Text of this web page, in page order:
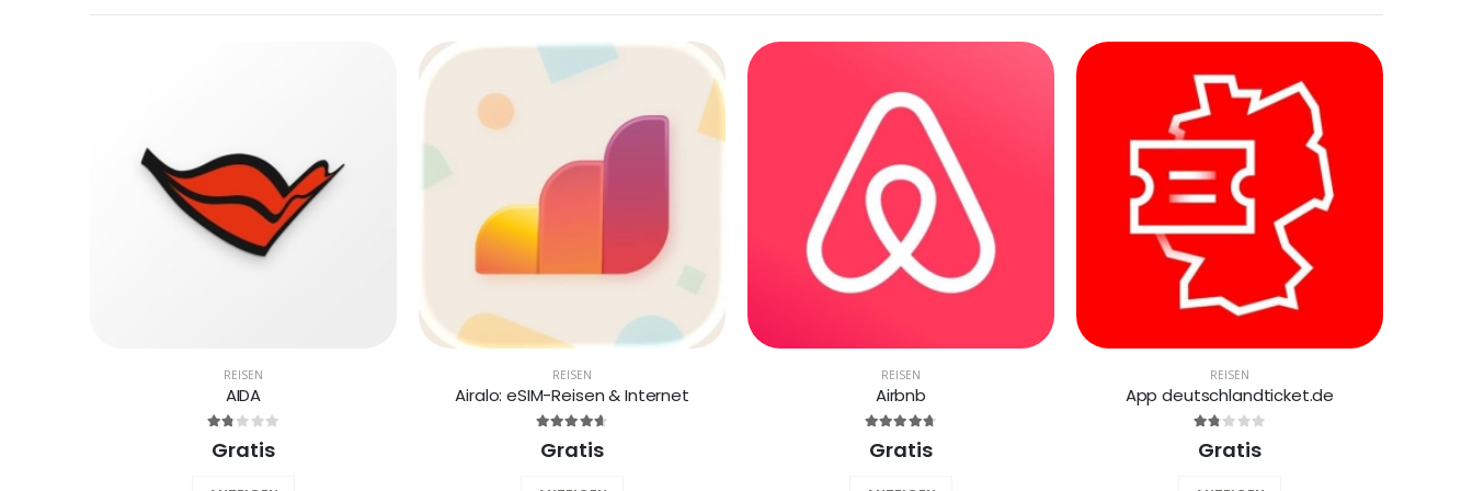
REISEN
AIDA
Gratis
REISEN
Airalo: eSIM-Reisen & Internet
Gratis
REISEN
Airbnb
Gratis
REISEN
App deutschlandticket.de
Gratis